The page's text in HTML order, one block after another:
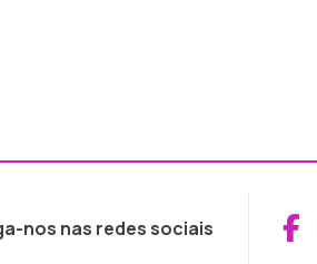
nos nas redes sociais